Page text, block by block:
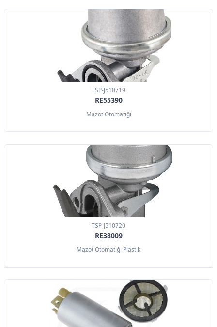
TSP-J510719
RE55390
Mazot Otomatiği
TSP-J510720
RE38009
Mazot Otomatiği Plastik